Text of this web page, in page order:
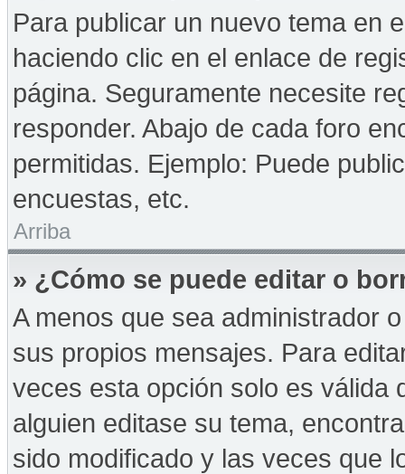
Para publicar un nuevo tema en
haciendo clic en el enlace de
página. Seguramente necesite
responder. Abajo de cada foro
permitidas. Ejemplo: Puede
encuestas, etc.
Arriba
» ¿Cómo se puede editar o
A menos que sea administrador
sus propios mensajes. Para
veces esta opción solo es válida
alguien editase su tema,
sido modificado y las veces que